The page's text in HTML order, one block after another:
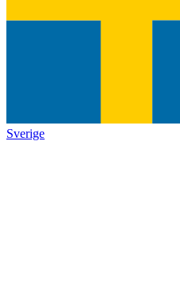
Sverige